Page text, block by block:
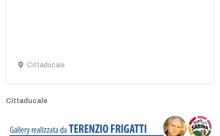
Cittaducale
Cittaducale